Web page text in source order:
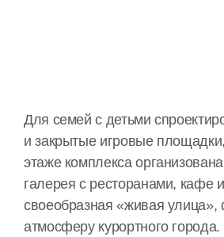
Для семей с детьми
и закрытые игровые
этаже комплекса
галерея с ресторанами, кафе
своеобразная «живая
атмосферу курортного города.